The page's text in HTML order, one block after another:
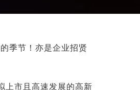
季节！亦是企业招贤
上市且高速发展的高新